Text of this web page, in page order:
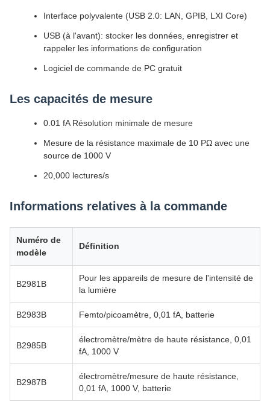
Interface polyvalente (USB 2.0: LAN, GPIB, LXI Core)
USB (à l'avant): stocker les données, enregistrer et
rappeler les informations de configuration
Logiciel de commande de PC gratuit
Les capacités de mesure
0.01 fA Résolution minimale de mesure
Mesure de la résistance maximale de 10 PΩ avec une
source de 1000 V
20,000 lectures/s
Informations relatives à la commande
Numéro de
modèle
Définition
B2981B
Pour les appareils de mesure de l'intensité de
la lumière
B2983B Femto/picoamètre, 0,01 fA, batterie
B2985B
électromètre/mètre de haute résistance, 0,01
fA, 1000 V
B2987B
électromètre/mesure de haute résistance,
0,01 fA, 1000 V, batterie